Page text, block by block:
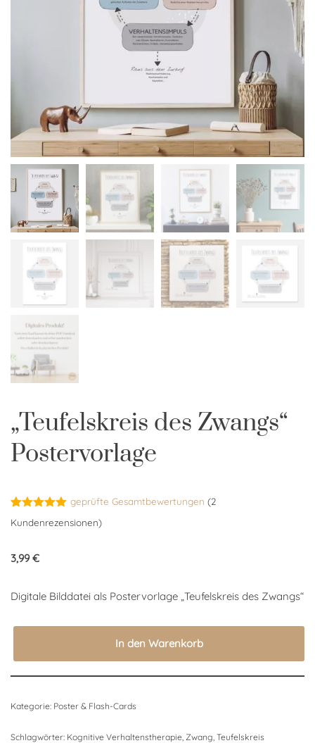
„Teufelskreis des Zwangs“
Postervorlage
Bewertet
mit5.00
auf
2
geprüfte Gesamtbewertungen (2
Kundenrezensionen)
3,99€
Digitale Bilddatei als Postervorlage „Teufelskreis des Zwangs“
In den Warenkorb
Kategorie: Poster & Flash-Cards
Schlagwörter: Kognitive Verhaltenstherapie Zwang Teufelskreis